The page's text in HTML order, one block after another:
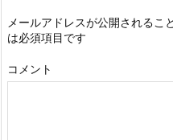
メールアドレスが公開されるこ
は必須項目です
コメント